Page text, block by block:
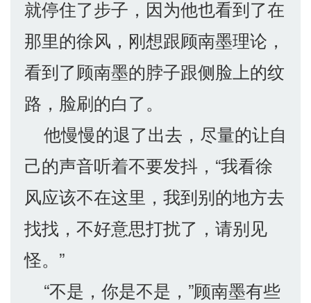
就停住了步子，因为他也看到了在
那里的徐风，刚想跟顾南墨理论，
看到了顾南墨的脖子跟侧脸上的纹
路，脸刷的白了。
他慢慢的退了出去，尽量的让自
己的声音听着不要发抖，“我看徐
风应该不在这里，我到别的地方去
找找，不好意思打扰了，请别见
怪。”
“不是，你是不是，”顾南墨有些